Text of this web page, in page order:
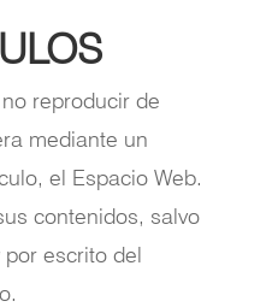
reproducir de
mediante un
el Espacio Web.
contenidos, salvo
escrito del